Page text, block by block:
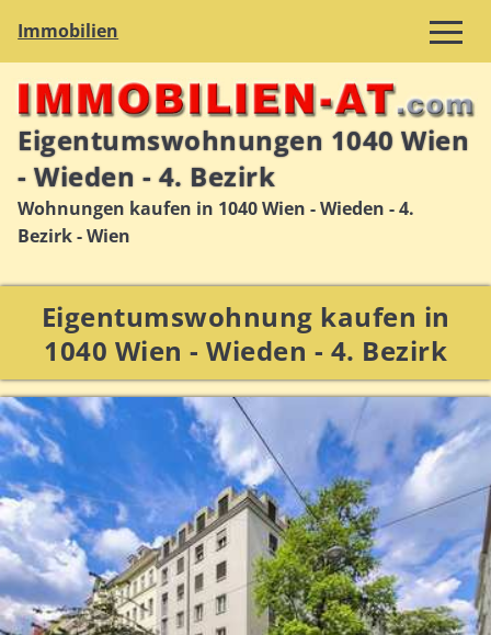
Immobilien
Eigentumswohnungen 1040 Wien
- Wieden - 4. Bezirk
Wohnungen kaufen in 1040 Wien - Wieden - 4.
Bezirk - Wien
Eigentumswohnung kaufen in
1040 Wien - Wieden - 4. Bezirk